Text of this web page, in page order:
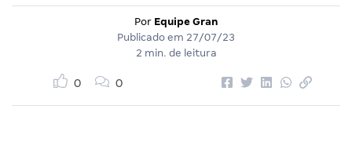
Por Equipe Gran
Publicado em 27/07/23
2 min. de leitura
0 0